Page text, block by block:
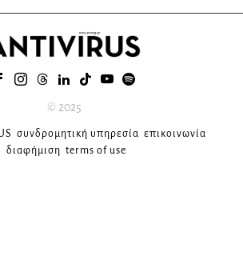
© 2025
συνδρομητική υπηρεσία επικοινωνία
διαφήμιση terms of use